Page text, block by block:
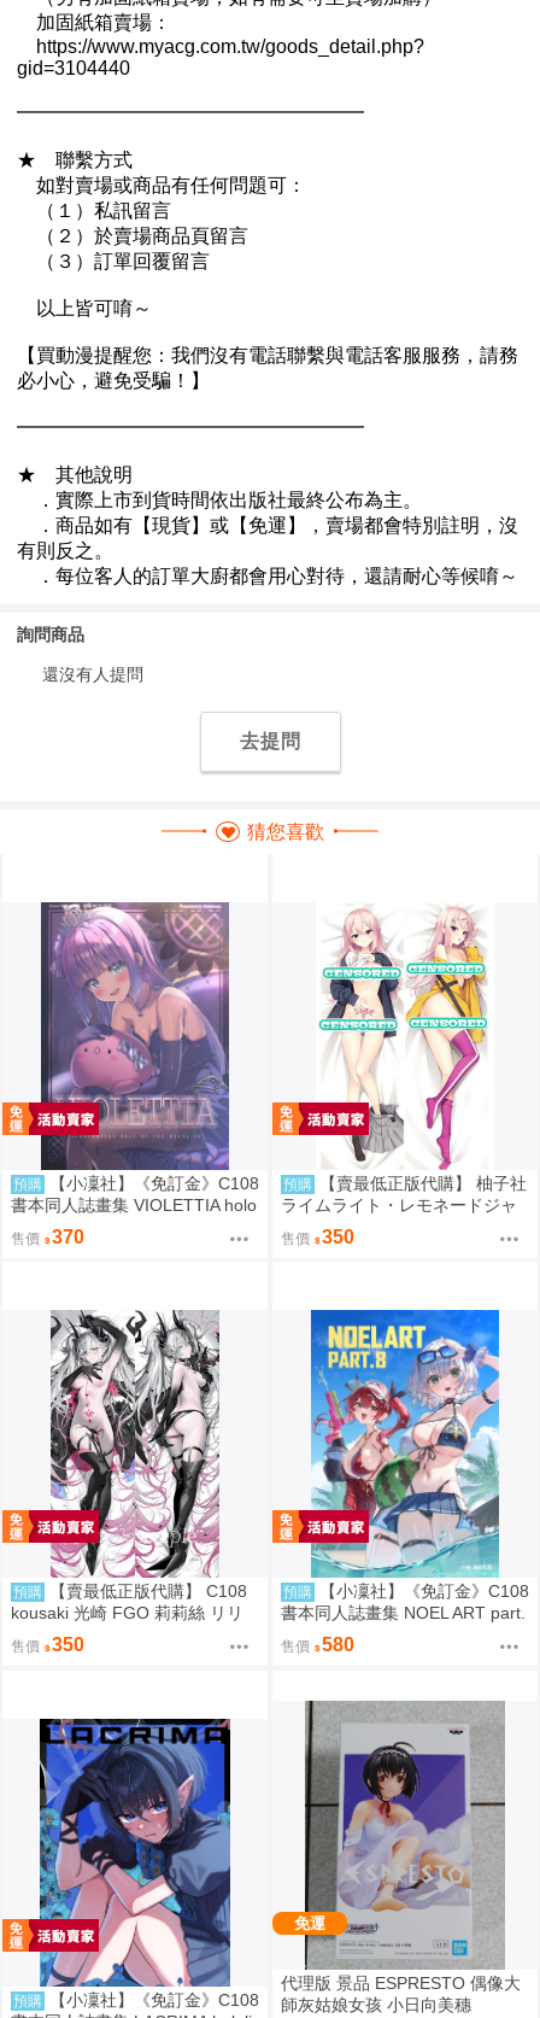
詢問商品
還沒有人提問
去提問
猜您喜歡
預購
【小凜社】《免訂金》C108
書本同人誌畫集 VIOLETTIA holo
售價 370
預購
【賣最低正版代購】 柚子社
ライムライト・レモネードジャ
ム オフィシャル 陽見恵凪 抱枕
套 0830
售價 350
預購
【賣最低正版代購】 C108
kousaki 光崎 FGO 莉莉絲 リリ
ス 抱枕套 0816
售價 350
預購
【小凜社】《免訂金》C108
書本同人誌畫集 NOEL ART part.
8 hololive 白銀諾艾爾
售價 580
預購
【小凜社】《免訂金》C108
免運
代理版 景品 ESPRESTO 偶像大
師灰姑娘女孩 小日向美穗